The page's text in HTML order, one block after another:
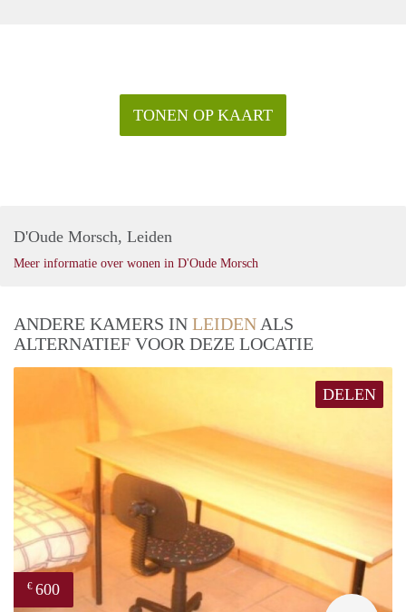
TONEN OP KAART
D'Oude Morsch, Leiden
Meer informatie over wonen in D'Oude Morsch
ANDERE KAMERS IN LEIDEN ALS
ALTERNATIEF VOOR DEZE LOCATIE
DELEN
€ 600